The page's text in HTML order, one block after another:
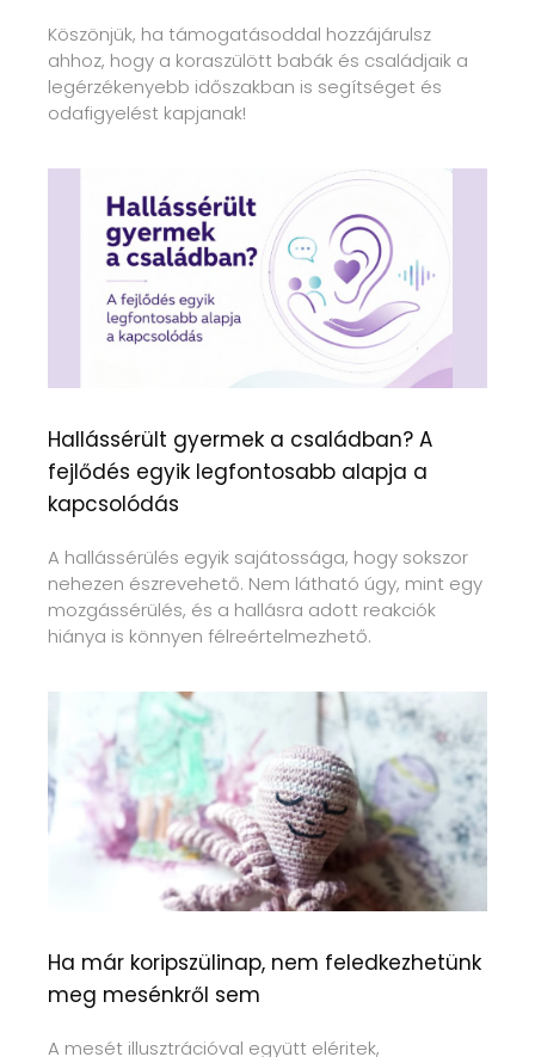
Köszönjük, ha támogatásoddal hozzájárulsz
ahhoz, hogy a koraszülött babák és családjaik a
legérzékenyebb időszakban is segítséget és
odafigyelést kapjanak!
Hallássérült gyermek a családban? A
fejlődés egyik legfontosabb alapja a
kapcsolódás
A hallássérülés egyik sajátossága, hogy sokszor
nehezen észrevehető. Nem látható úgy, mint egy
mozgássérülés, és a hallásra adott reakciók
hiánya is könnyen félreértelmezhető.
Ha már koripszülinap, nem feledkezhetünk
meg mesénkről sem
A mesét illusztrációval együtt eléritek,